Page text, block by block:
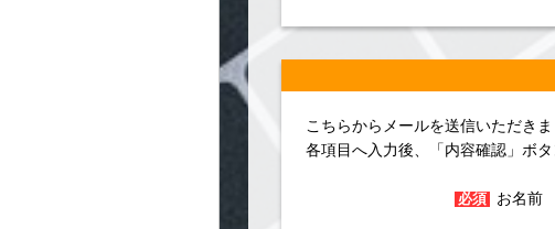
こちらからメールを送信いただき
各項目へ入力後、「内容確認」ボ
必須 お名前